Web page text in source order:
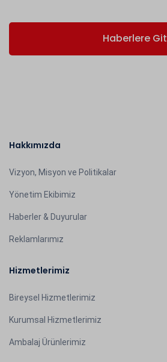
Haberlere Git
Hakkımızda
Vizyon, Misyon ve Politikalar
Yönetim Ekibimiz
Haberler & Duyurular
Reklamlarımız
Hizmetlerimiz
Bireysel Hizmetlerimiz
Kurumsal Hizmetlerimiz
Ambalaj Ürünlerimiz